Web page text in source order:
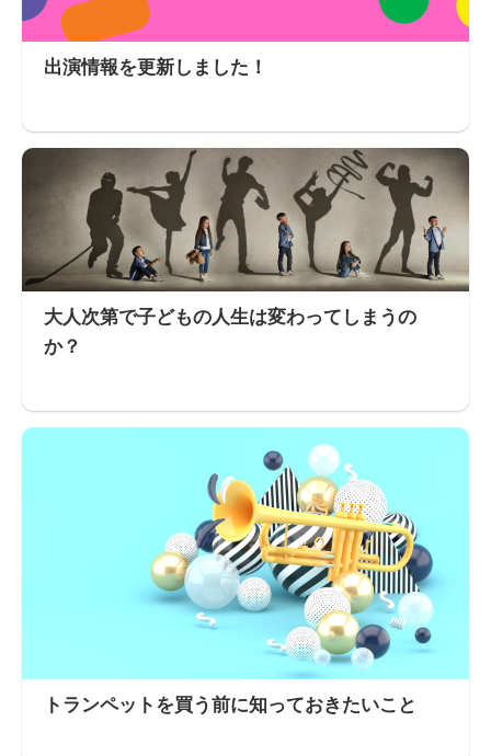
出演情報を更新しました！
大人次第で子どもの人生は変わってしまうの
か？
トランペットを買う前に知っておきたいこと